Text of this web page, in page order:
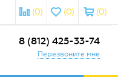
(0)
(0)
(0)
8 (812) 425-33-74
Перезвоните мне